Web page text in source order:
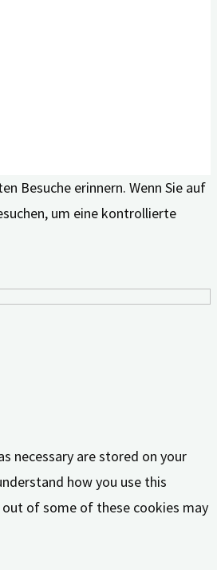
Besuche erinnern. Wenn Sie auf
um eine kontrollierte
necessary are stored on your
how you use this
of some of these cookies may